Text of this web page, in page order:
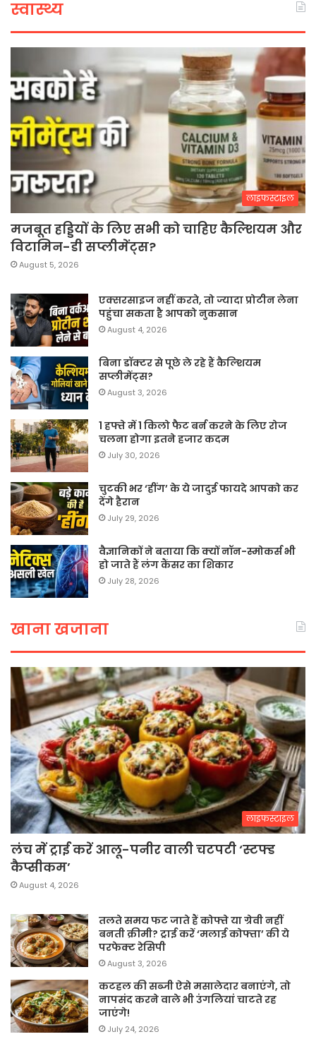
स्वास्थ्य
लाइफस्टाइल
मजबूत हड्डियों के लिए सभी को चाहिए कैल्शियम और
विटामिन-डी सप्लीमेंट्स?
August 5, 2026
एक्सरसाइज नहीं करते, तो ज्यादा प्रोटीन लेना
पहुंचा सकता है आपको नुकसान
August 4, 2026
बिना डॉक्टर से पूछे ले रहे हैं कैल्शियम
सप्लीमेंट्स?
August 3, 2026
1 हफ्ते में 1 किलो फैट बर्न करने के लिए रोज
चलना होगा इतने हजार कदम
July 30, 2026
चुटकी भर ‘हींग’ के ये जादुई फायदे आपको कर
देंगे हैरान
July 29, 2026
वैज्ञानिकों ने बताया कि क्यों नॉन-स्मोकर्स भी
हो जाते हैं लंग कैंसर का शिकार
July 28, 2026
खाना खजाना
लाइफस्टाइल
लंच में ट्राई करें आलू-पनीर वाली चटपटी ‘स्टफ्ड
कैप्सीकम’
August 4, 2026
तलते समय फट जाते हैं कोफ्ते या ग्रेवी नहीं
बनती क्रीमी? ट्राई करें ‘मलाई कोफ्ता’ की ये
परफेक्ट रेसिपी
August 3, 2026
कटहल की सब्जी ऐसे मसालेदार बनाएंगे, तो
नापसंद करने वाले भी उंगलियां चाटते रह
जाएंगे!
July 24, 2026